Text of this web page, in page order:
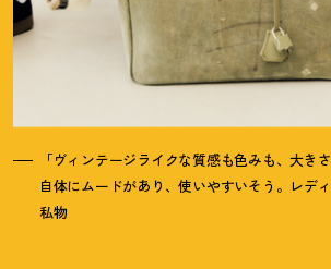
「ヴィンテージライクな質感も色みも、大き
自体にムードがあり、使いやすいそう。レデ
私物